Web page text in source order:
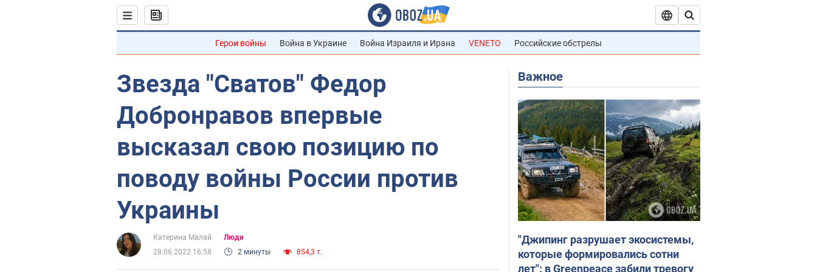
Герои войны Война в Украине Война Израиля и Ирана VENETO Российские обстрелы
Звезда "Сватов" Федор
Добронравов впервые
высказал свою позицию по
поводу войны России против
Украины
Катерина Малай
Люди
28.06.2022 16:58
2 минуты 854,3 т.
Важное
"Джипинг разрушает экосистемы,
которые формировались сотни
лет": в Greenpeace забили тревогу